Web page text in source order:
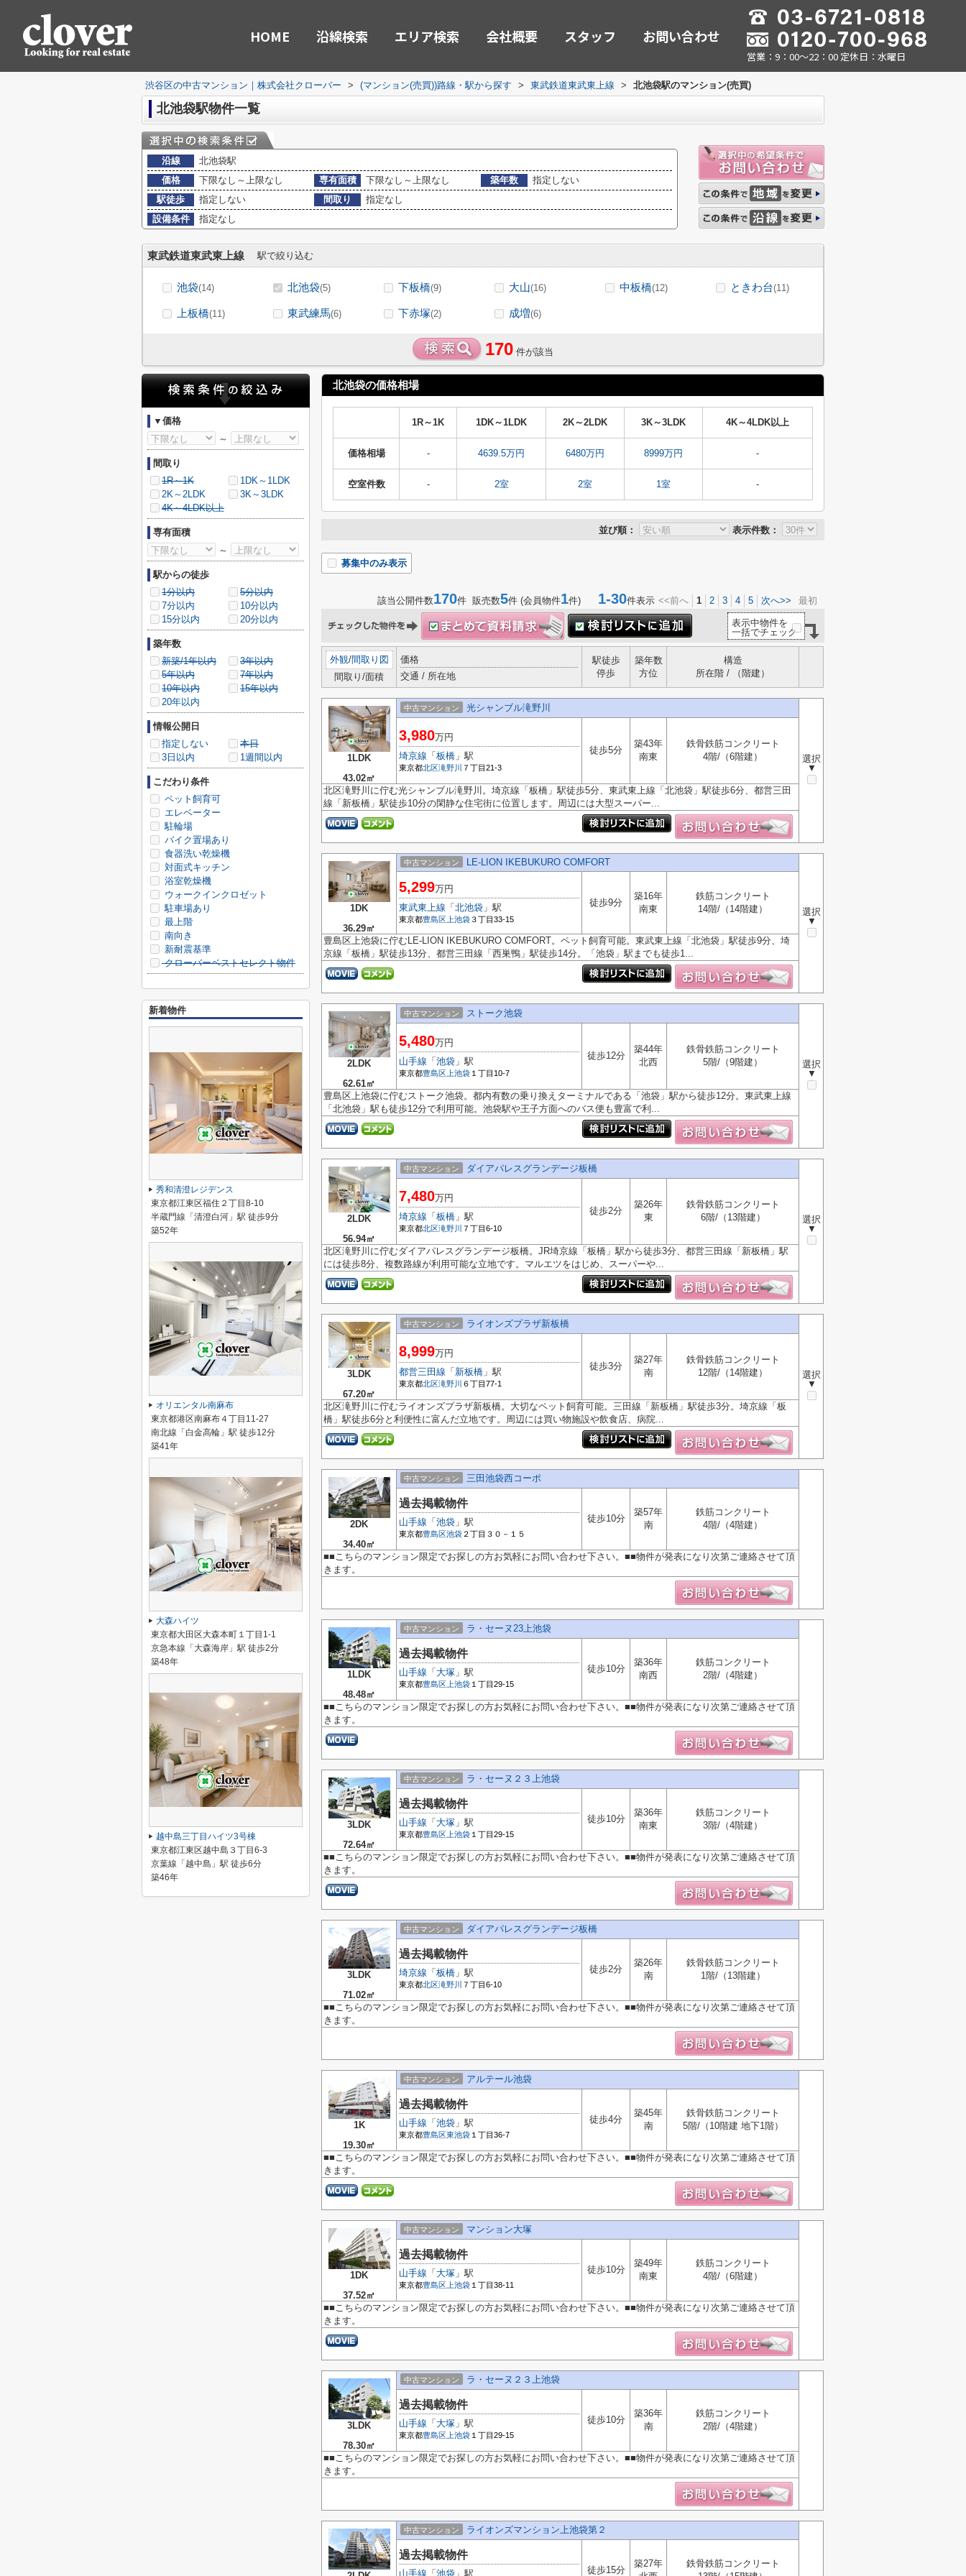
HOME 沿線検索 エリア検索 会社概要 スタッフ お問い合わせ
営業：9：00～22：00 定休日：水曜日
渋谷区の中古マンション｜株式会社クローバー > (マンション(売買))路線・駅から探す > 東武鉄道東武東上線 > 北池袋駅のマンション(売買)
北池袋駅物件一覧
沿線
北池袋駅
価格
下限なし～上限なし 専有面積 下限なし～上限なし 築年数
指定しない
駅徒歩
指定しない 間取り
指定なし
設備条件
指定なし
東武鉄道東武東上線 駅で絞り込む
池袋(14) 北池袋(5) 下板橋(9) 大山(16) 中板橋(12) ときわ台(11)
上板橋(11) 東武練馬(6) 下赤塚(2) 成増(6)
170 件が該当
北池袋の価格相場
1R～1K 1DK～1LDK 2K～2LDK 3K～3LDK 4K～4LDK以上
価格相場 - 4639.5万円 6480万円 8999万円 -
空室件数 - 2室 2室 1室 -
並び順： 表示件数：
募集中のみ表示
該当公開件数170件 販売数5件 (会員物件1件) 1-30件表示 <<前へ 1 2 3 4 5 次へ>> 最初
表示中物件を
一括でチェック
外観/間取り図
間取り/面積
価格
交通 / 所在地
駅徒歩
停歩
築年数
方位
構造
所在階 / （階建）
1LDK
43.02㎡
中古マンション 光シャンブル滝野川
選択
▼
3,980万円
埼京線 「 板橋 」駅
東京都北区滝野川 ７丁目21-3
徒歩5分
築43年
南東
鉄骨鉄筋コンクリート
4階/（6階建）
北区滝野川に佇む光シャンブル滝野川。埼京線「板橋」駅徒歩5分、東武東上線「北池袋」駅徒歩6分、都営三田
線「新板橋」駅徒歩10分の閑静な住宅街に位置します。周辺には大型スーパー...
1DK
36.29㎡
中古マンション LE-LION IKEBUKURO COMFORT
選択
▼
5,299万円
東武東上線 「 北池袋 」駅
東京都豊島区 上池袋３丁目33-15
徒歩9分
築16年
南東
鉄筋コンクリート
14階/（14階建）
豊島区上池袋に佇むLE-LION IKEBUKURO COMFORT。ペット飼育可能。東武東上線「北池袋」駅徒歩9分、埼
京線「板橋」駅徒歩13分、都営三田線「西巣鴨」駅徒歩14分。「池袋」駅までも徒歩1...
2LDK
62.61㎡
中古マンション ストーク池袋
選択
▼
5,480万円
山手線 「 池袋 」駅
東京都豊島区 上池袋 １丁目10-7
徒歩12分
築44年
北西
鉄骨鉄筋コンクリート
5階/（9階建）
豊島区上池袋に佇むストーク池袋。都内有数の乗り換えターミナルである「池袋」駅から徒歩12分。東武東上線
「北池袋」駅も徒歩12分で利用可能。池袋駅や王子方面へのバス便も豊富で利...
2LDK
56.94㎡
中古マンション ダイアパレスグランデージ板橋
選択
▼
7,480万円
埼京線 「 板橋 」駅
東京都北区滝野川 ７丁目6-10
徒歩2分
築26年
東
鉄骨鉄筋コンクリート
6階/（13階建）
北区滝野川に佇むダイアパレスグランデージ板橋。JR埼京線「板橋」駅から徒歩3分、都営三田線「新板橋」駅
には徒歩8分、複数路線が利用可能な立地です。マルエツをはじめ、スーパーや...
3LDK
67.20㎡
中古マンション ライオンズプラザ新板橋
選択
▼
8,999万円
都営三田線 「 新板橋 」駅
東京都北区滝野川 ６丁目77-1
徒歩3分
築27年
南
鉄骨鉄筋コンクリート
12階/（14階建）
北区滝野川に佇むライオンズプラザ新板橋。大切なペット飼育可能。三田線「新板橋」駅徒歩3分。埼京線「板
橋」駅徒歩6分と利便性に富んだ立地です。周辺には買い物施設や飲食店、病院...
2DK
34.40㎡
中古マンション 三田池袋西コーポ
過去掲載物件
山手線 「 池袋 」駅
東京都豊島区池袋 ２丁目３０－１５
徒歩10分
築57年
南
鉄筋コンクリート
4階/（4階建）
■■こちらのマンション限定でお探しの方お気軽にお問い合わせ下さい。■■物件が発表になり次第ご連絡させて頂
きます。
1LDK
48.48㎡
中古マンション ラ・セーヌ23上池袋
過去掲載物件
山手線 「 大塚 」駅
東京都豊島区 上池袋 １丁目29-15
徒歩10分
築36年
南西
鉄筋コンクリート
2階/（4階建）
■■こちらのマンション限定でお探しの方お気軽にお問い合わせ下さい。■■物件が発表になり次第ご連絡させて頂
きます。
3LDK
72.64㎡
中古マンション ラ・セーヌ２３上池袋
過去掲載物件
山手線 「 大塚 」駅
東京都豊島区 上池袋 １丁目29-15
徒歩10分
築36年
南東
鉄筋コンクリート
3階/（4階建）
■■こちらのマンション限定でお探しの方お気軽にお問い合わせ下さい。■■物件が発表になり次第ご連絡させて頂
きます。
3LDK
71.02㎡
中古マンション ダイアパレスグランデージ板橋
過去掲載物件
埼京線 「 板橋 」駅
東京都北区滝野川 ７丁目6-10
徒歩2分
築26年
南
鉄骨鉄筋コンクリート
1階/（13階建）
■■こちらのマンション限定でお探しの方お気軽にお問い合わせ下さい。■■物件が発表になり次第ご連絡させて頂
きます。
1K
19.30㎡
中古マンション アルテール池袋
過去掲載物件
山手線 「 池袋 」駅
東京都豊島区東池袋 １丁目36-7
徒歩4分
築45年
南
鉄骨鉄筋コンクリート
5階/（10階建 地下1階）
■■こちらのマンション限定でお探しの方お気軽にお問い合わせ下さい。■■物件が発表になり次第ご連絡させて頂
きます。
1DK
37.52㎡
中古マンション マンション大塚
過去掲載物件
山手線 「 大塚 」駅
東京都豊島区 上池袋 １丁目38-11
徒歩10分
築49年
南東
鉄筋コンクリート
4階/（6階建）
■■こちらのマンション限定でお探しの方お気軽にお問い合わせ下さい。■■物件が発表になり次第ご連絡させて頂
きます。
3LDK
78.30㎡
中古マンション ラ・セーヌ２３上池袋
過去掲載物件
山手線 「 大塚 」駅
東京都豊島区 上池袋 １丁目29-15
徒歩10分
築36年
南
鉄筋コンクリート
2階/（4階建）
■■こちらのマンション限定でお探しの方お気軽にお問い合わせ下さい。■■物件が発表になり次第ご連絡させて頂
きます。
中古マンション ライオンズマンション上池袋第２
過去掲載物件
山手線 「 池袋 」駅 徒歩15分
築27年
鉄骨鉄筋コンクリート
▼価格
～
間取り
1R～1K
1DK～1LDK
2K～2LDK
3K～3LDK
4K～4LDK以上
専有面積
～
駅からの徒歩
1分以内
5分以内
7分以内
10分以内
15分以内
20分以内
築年数
新築/1年以内
3年以内
5年以内
7年以内
10年以内
15年以内
20年以内
情報公開日
指定しない
本日
3日以内
1週間以内
こだわり条件
ペット飼育可
エレベーター
駐輪場
バイク置場あり
食器洗い乾燥機
対面式キッチン
浴室乾燥機
ウォークインクロゼット
駐車場あり
最上階
南向き
新耐震基準
クローバーベストセレクト物件
新着物件
秀和清澄レジデンス
東京都江東区福住２丁目8-10
半蔵門線「清澄白河」駅 徒歩9分
築52年
オリエンタル南麻布
東京都港区南麻布４丁目11-27
南北線「白金高輪」駅 徒歩12分
築41年
大森ハイツ
東京都大田区大森本町１丁目1-1
京急本線「大森海岸」駅 徒歩2分
築48年
越中島三丁目ハイツ3号棟
東京都江東区越中島３丁目6-3
京葉線「越中島」駅 徒歩6分
築46年